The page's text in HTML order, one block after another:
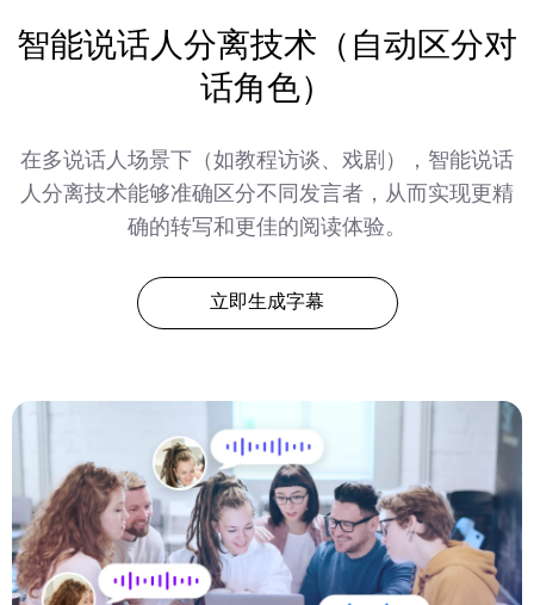
智能说话人分离技术（自动区分对
话角色）
在多说话人场景下（如教程访谈、戏剧），智能说话
人分离技术能够准确区分不同发言者，从而实现更精
确的转写和更佳的阅读体验。
立即生成字幕